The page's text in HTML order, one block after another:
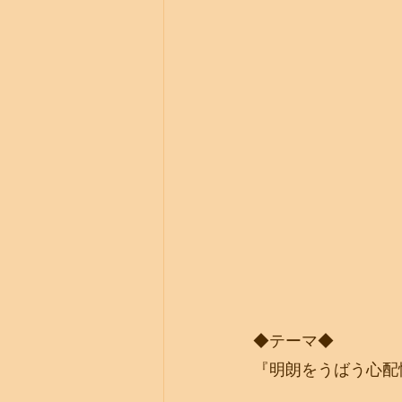
◆テーマ◆
『明朗をうばう心